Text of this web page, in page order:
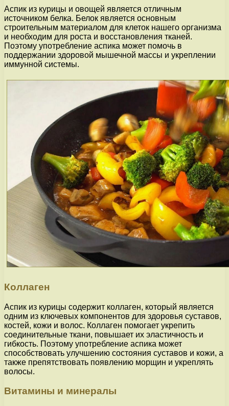
Аспик из курицы и овощей является отличным
источником белка. Белок является основным
строительным материалом для клеток нашего организма
и необходим для роста и восстановления тканей.
Поэтому употребление аспика может помочь в
поддержании здоровой мышечной массы и укреплении
иммунной системы.
Коллаген
Аспик из курицы содержит коллаген, который является
одним из ключевых компонентов для здоровья суставов,
костей, кожи и волос. Коллаген помогает укрепить
соединительные ткани, повышает их эластичность и
гибкость. Поэтому употребление аспика может
способствовать улучшению состояния суставов и кожи, а
также препятствовать появлению морщин и укреплять
волосы.
Витамины и минералы